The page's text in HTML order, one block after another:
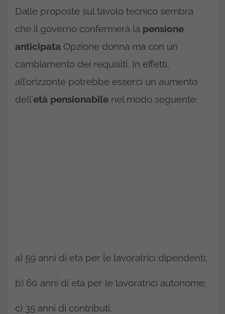
Dalle proposte sul tavolo tecnico sembra
che il governo confermerà la pensione
anticipata Opzione donna ma con un
cambiamento dei requisiti. In effetti,
all’orizzonte potrebbe esserci un aumento
dell’età pensionabile nel modo seguente:
a) 59 anni di età per le lavoratrici dipendenti;
b) 60 anni di età per le lavoratrici autonome;
c) 35 anni di contributi.